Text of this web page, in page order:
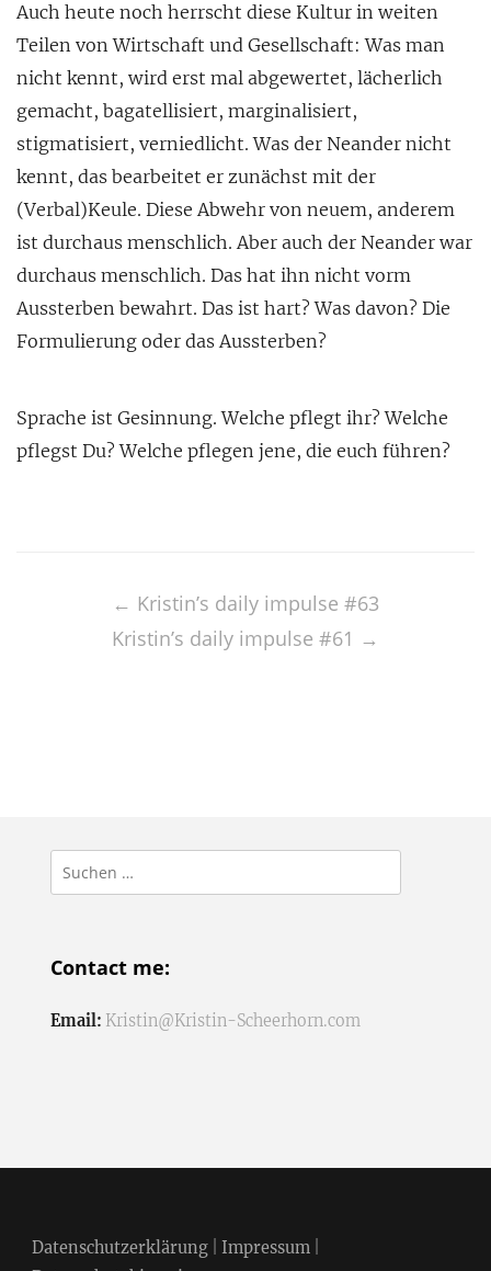
Auch heute noch herrscht diese Kultur in weiten
Teilen von Wirtschaft und Gesellschaft: Was man
nicht kennt, wird erst mal abgewertet, lächerlich
gemacht, bagatellisiert, marginalisiert,
stigmatisiert, verniedlicht. Was der Neander nicht
kennt, das bearbeitet er zunächst mit der
(Verbal)Keule. Diese Abwehr von neuem, anderem
ist durchaus menschlich. Aber auch der Neander war
durchaus menschlich. Das hat ihn nicht vorm
Aussterben bewahrt. Das ist hart? Was davon? Die
Formulierung oder das Aussterben?
Sprache ist Gesinnung. Welche pflegt ihr? Welche
pflegst Du? Welche pflegen jene, die euch führen?
navigation
← Kristin’s daily impulse #63
Kristin’s daily impulse #61 →
Suchen
nach:
Contact me:
Email: Kristin@Kristin-Scheerhorn.com
Datenschutzerklärung| Impressum|